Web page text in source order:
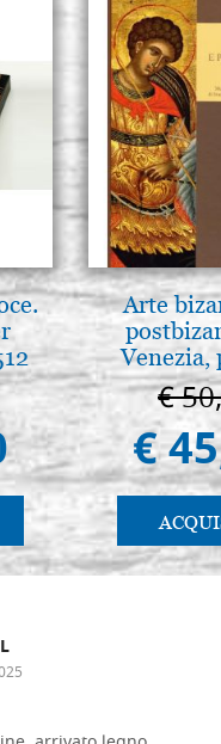
Arte
Venezia,
€
€